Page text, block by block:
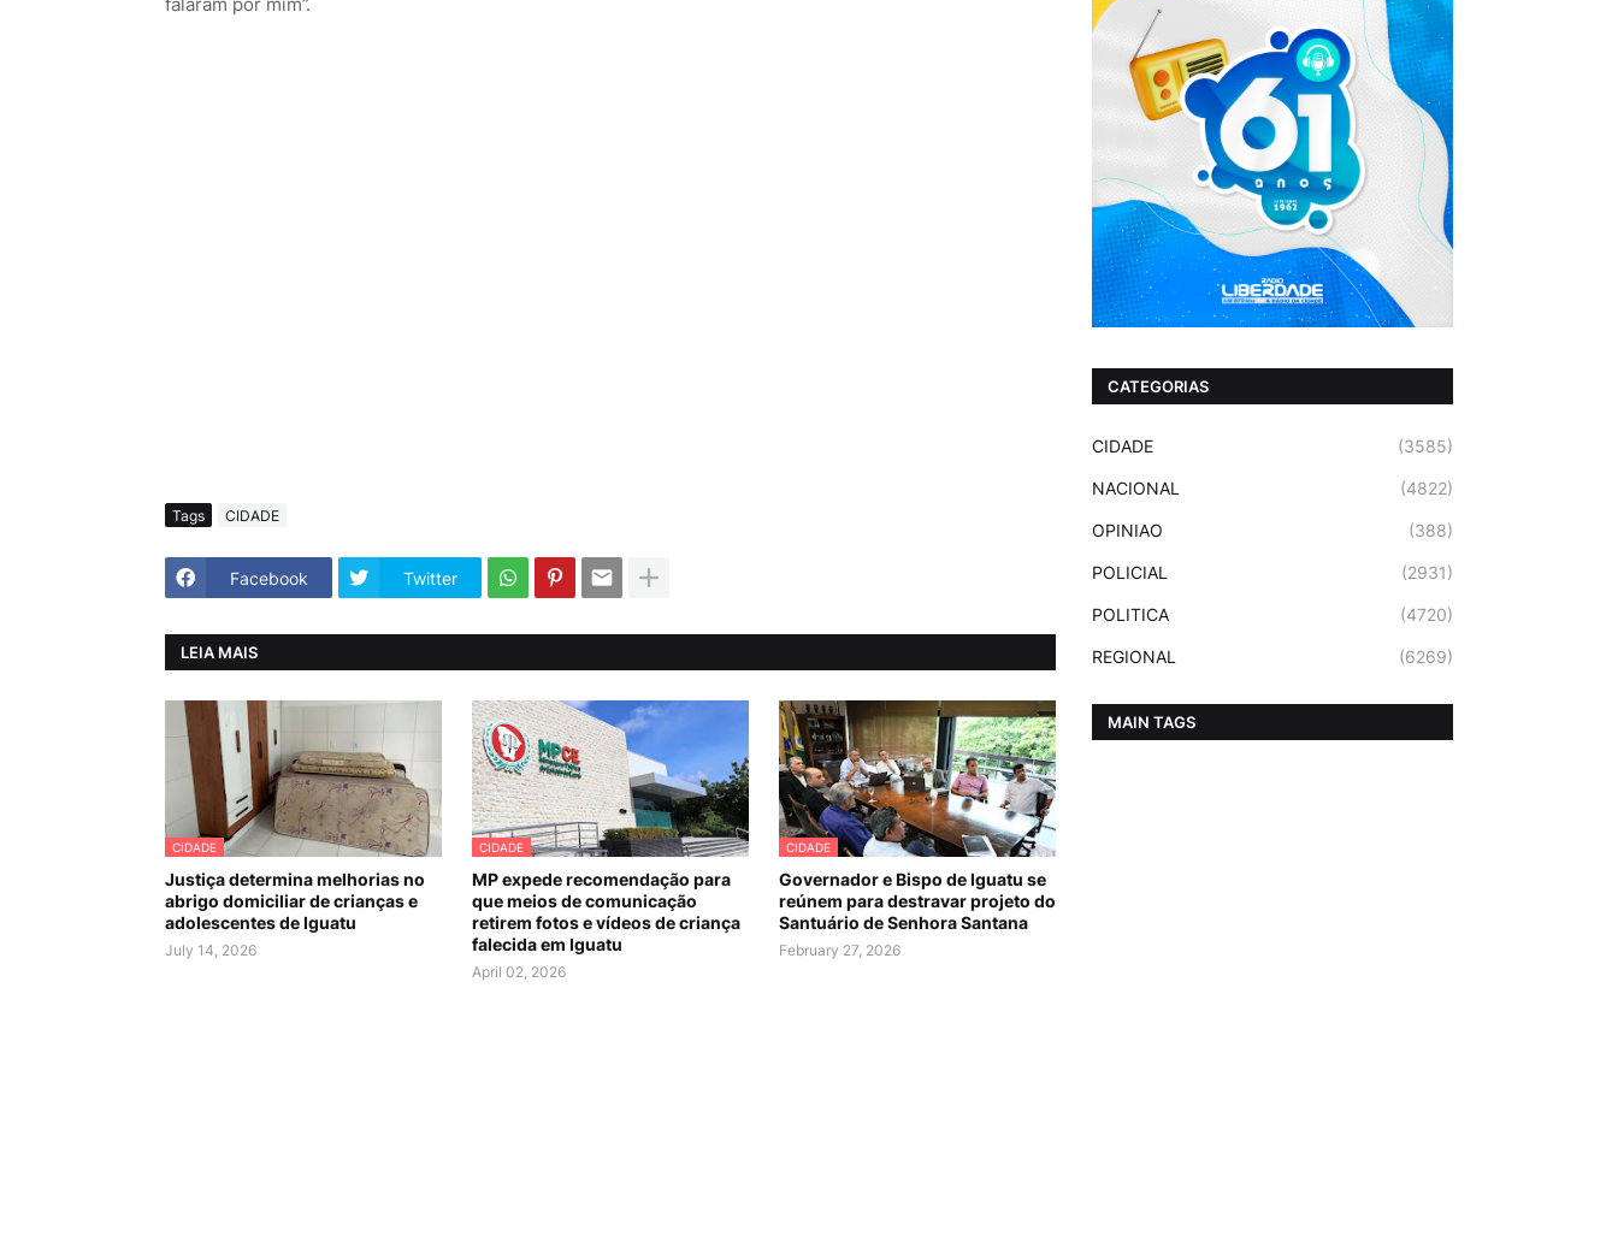
Tags CIDADE
Facebook Twitter
LEIA MAIS
CIDADE
Justiça determina melhorias no
abrigo domiciliar de crianças e
adolescentes de Iguatu
July 14, 2026
CIDADE
MP expede recomendação para
que meios de comunicação
retirem fotos e vídeos de criança
falecida em Iguatu
April 02, 2026
CIDADE
Governador e Bispo de Iguatu se
reúnem para destravar projeto do
Santuário de Senhora Santana
February 27, 2026
CATEGORIAS
CIDADE (3585)
NACIONAL (4822)
OPINIAO (388)
POLICIAL (2931)
POLITICA (4720)
REGIONAL (6269)
MAIN TAGS